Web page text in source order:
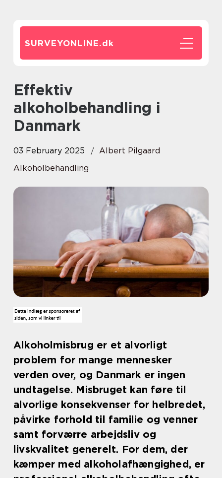
SURVEYONLINE.dk
Effektiv
alkoholbehandling i
Danmark
03 February 2025
Albert Pilgaard
Alkoholbehandling
Alkoholmisbrug er et alvorligt
problem for mange mennesker
verden over, og Danmark er ingen
undtagelse. Misbruget kan føre til
alvorlige konsekvenser for helbredet,
påvirke forhold til familie og venner
samt forværre arbejdsliv og
livskvalitet generelt. For dem, der
kæmper med alkoholafhængighed, er